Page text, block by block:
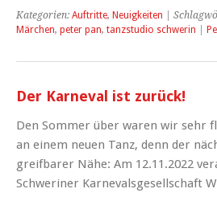
Kategorien: Auftritte, Neuigkeiten |
Märchen, peter pan, tanzstudio schwerin
Der Karneval ist zurück!
Den Sommer über waren wir sehr
an einem neuen Tanz, denn der
greifbarer Nähe: Am 12.11.2022
Schweriner Karnevalsgesellschaft